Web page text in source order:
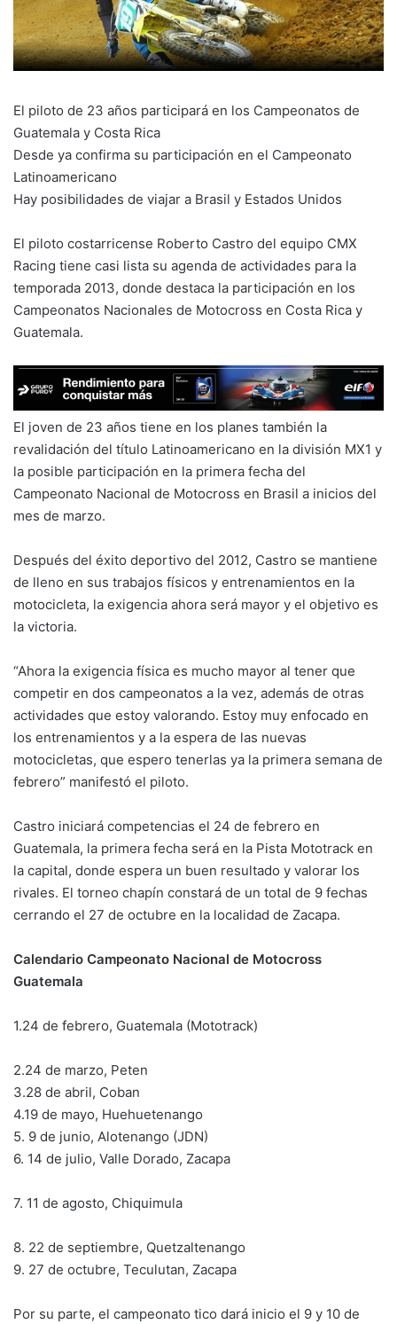
El piloto de 23 años participará en los Campeonatos de
Guatemala y Costa Rica
Desde ya confirma su participación en el Campeonato
Latinoamericano
Hay posibilidades de viajar a Brasil y Estados Unidos
El piloto costarricense Roberto Castro del equipo CMX
Racing tiene casi lista su agenda de actividades para la
temporada 2013, donde destaca la participación en los
Campeonatos Nacionales de Motocross en Costa Rica y
Guatemala.
El joven de 23 años tiene en los planes también la
revalidación del título Latinoamericano en la división MX1 y
la posible participación en la primera fecha del
Campeonato Nacional de Motocross en Brasil a inicios del
mes de marzo.
Después del éxito deportivo del 2012, Castro se mantiene
de lleno en sus trabajos físicos y entrenamientos en la
motocicleta, la exigencia ahora será mayor y el objetivo es
la victoria.
“Ahora la exigencia física es mucho mayor al tener que
competir en dos campeonatos a la vez, además de otras
actividades que estoy valorando. Estoy muy enfocado en
los entrenamientos y a la espera de las nuevas
motocicletas, que espero tenerlas ya la primera semana de
febrero” manifestó el piloto.
Castro iniciará competencias el 24 de febrero en
Guatemala, la primera fecha será en la Pista Mototrack en
la capital, donde espera un buen resultado y valorar los
rivales. El torneo chapín constará de un total de 9 fechas
cerrando el 27 de octubre en la localidad de Zacapa.
Calendario Campeonato Nacional de Motocross
Guatemala
1.24 de febrero, Guatemala (Mototrack)
2.24 de marzo, Peten
3.28 de abril, Coban
4.19 de mayo, Huehuetenango
5. 9 de junio, Alotenango (JDN)
6. 14 de julio, Valle Dorado, Zacapa
7. 11 de agosto, Chiquimula
8. 22 de septiembre, Quetzaltenango
9. 27 de octubre, Teculutan, Zacapa
Por su parte, el campeonato tico dará inicio el 9 y 10 de